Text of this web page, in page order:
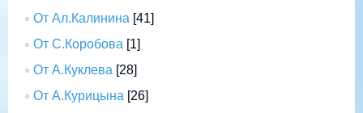
От Ал.Калинина [41]
От С.Коробова [1]
От А.Куклева [28]
От А.Курицына [26]